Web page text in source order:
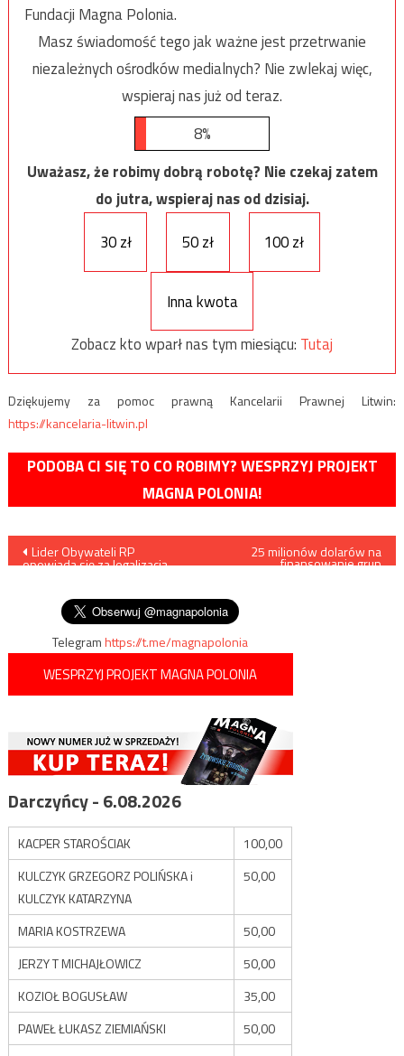
Fundacji Magna Polonia.
Masz świadomość tego jak ważne jest przetrwanie
niezależnych ośrodków medialnych? Nie zwlekaj więc,
wspieraj nas już od teraz.
8%
Uważasz, że robimy dobrą robotę? Nie czekaj zatem
do jutra, wspieraj nas od dzisiaj.
30 zł
50 zł 100 zł
Inna kwota
Zobacz kto wparł nas tym miesiącu: Tutaj
Dziękujemy za pomoc prawną Kancelarii Prawnej Litwin:
https://kancelaria-litwin.pl
PODOBA CI SIĘ TO CO ROBIMY? WESPRZYJ PROJEKT
MAGNA POLONIA!
Nawigacja
Lider Obywateli RP
opowiada się za legalizacją
25 milionów dolarów na
finansowanie grup
Telegramhttps://t.me/magnapolonia
WESPRZYJ PROJEKT MAGNA POLONIA
Darczyńcy - 6.08.2026
KACPER STAROŚCIAK
100,00
KULCZYK GRZEGORZ POLIŃSKA i
KULCZYK KATARZYNA
50,00
MARIA KOSTRZEWA
50,00
JERZY T MICHAJŁOWICZ
50,00
KOZIOŁ BOGUSŁAW
35,00
PAWEŁ ŁUKASZ ZIEMIAŃSKI
50,00